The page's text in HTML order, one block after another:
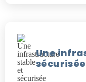
Une
sécurisée